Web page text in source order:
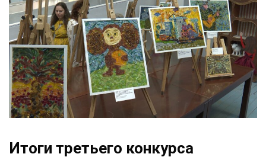
Итоги третьего конкурса